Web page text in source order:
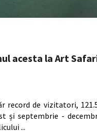
acesta la Art
record de vizitatori,
și septembrie -